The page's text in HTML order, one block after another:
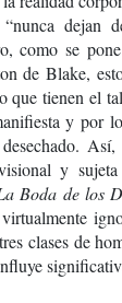
dejan
como se
de Blake,
que tienen el
y por
y
Boda de los
clases de